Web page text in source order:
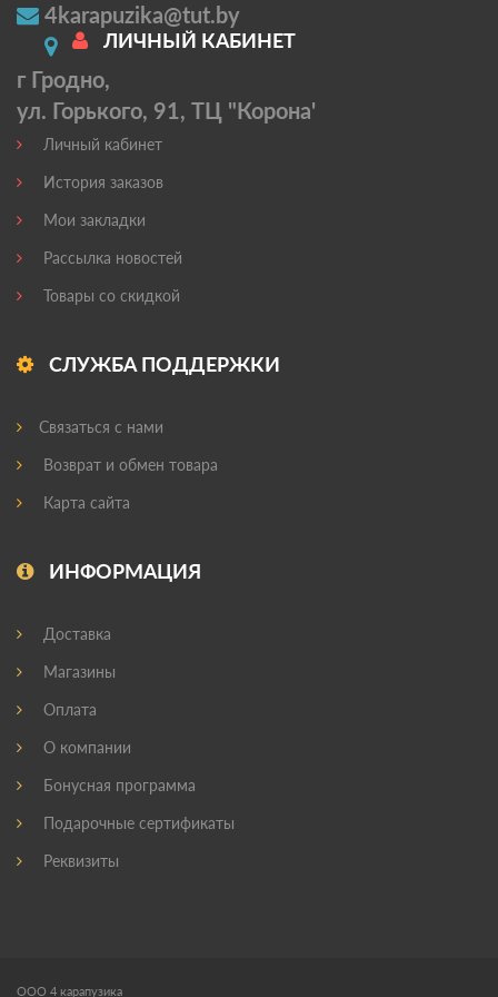
4karapuzika@tut.by
г Гродно,
ул. Горького, 91, ТЦ "Корона'
ЛИЧНЫЙ КАБИНЕТ
Личный кабинет
История заказов
Мои закладки
Рассылка новостей
Товары со скидкой
СЛУЖБА ПОДДЕРЖКИ
Связаться с нами
Возврат и обмен товара
Карта сайта
ИНФОРМАЦИЯ
Доставка
Магазины
Оплата
О компании
Бонусная программа
Подарочные сертификаты
Реквизиты
ООО 4 карапузика